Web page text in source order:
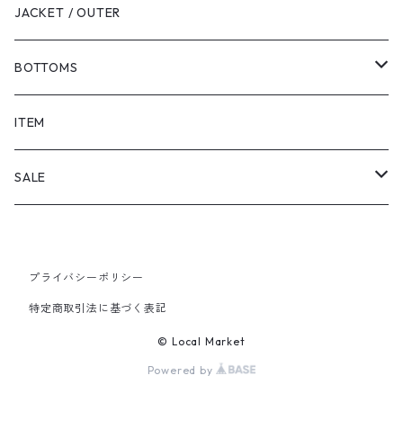
JACKET / OUTER
BOTTOMS
SHORTS
PANTS
ITEM
SALE
PANTS
プライバシーポリシー
特定商取引法に基づく表記
© Local Market
Powered by